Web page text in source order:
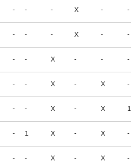
- - - X - -
- - - X - -
- - X - - -
- - X - X -
- - X - X 1
- 1 X - X -
- - X - X -